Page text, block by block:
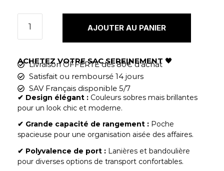
AJOUTER AU PANIER
ACHETEZ VOTRE SAC SEREINEMENT 🖤
Livraison OFFERTE dès 80€ d'achat
Satisfait ou remboursé 14 jours
SAV Français disponible 5/7
✔︎ Design élégant : Couleurs sobres mais brillantes
pour un look chic et moderne.
✔︎ Grande capacité de rangement : Poche
spacieuse pour une organisation aisée des affaires.
✔︎ Polyvalence de port : Lanières et bandoulière
pour diverses options de transport confortables.